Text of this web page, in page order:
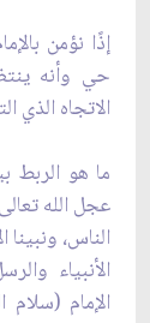
إذًا نؤمن
حي وأنه
الاتجاه الذي
ما هو الربط
عجل الله
الناس،
الأنبياء
الإمام